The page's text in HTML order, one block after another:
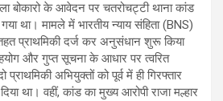
बोकारो के आवेदन पर चतरोचट्टी थाना कांड
था। मामले में भारतीय न्याय संहिता (BNS)
प्राथमिकी दर्ज कर अनुसंधान शुरू किया
और गुप्त सूचना के आधार पर त्वरित
अभियुक्तों को पूर्व में ही गिरफ्तार
था। वहीं, कांड का मुख्य आरोपी राजा मल्हार